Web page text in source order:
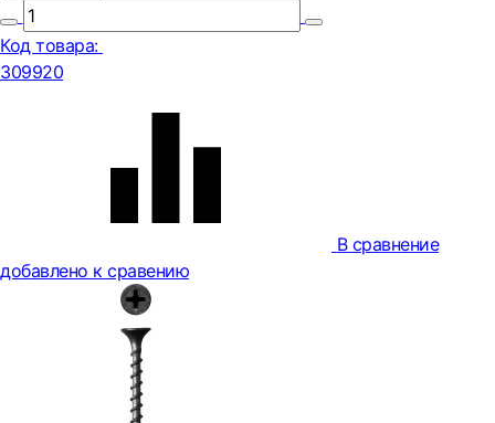
Код товара:
309920
В сравнение
добавлено к сравению